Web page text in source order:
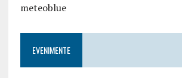
meteoblue
EVENIMENTE